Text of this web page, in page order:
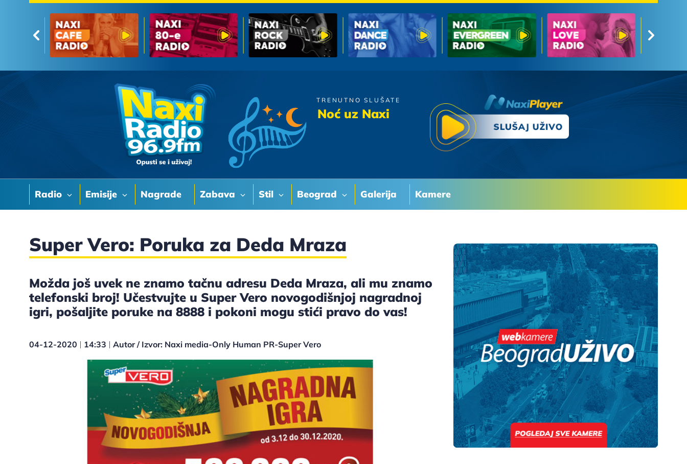
Radio Emisije Nagrade Zabava Stil Beograd Galerija Kamere
TRENUTNO SLUŠATE
Noć uz Naxi
Oliver Dragojevic
Super Vero: Poruka za Deda Mraza
Možda još uvek ne znamo tačnu adresu Deda Mraza, ali mu znamo
telefonski broj! Učestvujte u Super Vero novogodišnjoj nagradnoj
igri, pošaljite poruke na 8888 i pokoni mogu stići pravo do vas!
04-12-2020 14:33 Autor / Izvor: Naxi media-Only Human PR-Super Vero